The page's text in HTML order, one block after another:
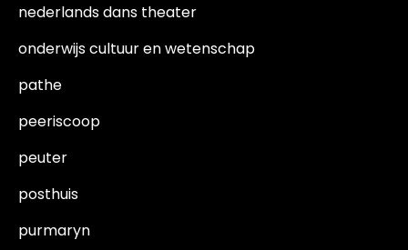
nederlands dans theater
onderwijs cultuur en wetenschap
pathe
peeriscoop
peuter
posthuis
purmaryn